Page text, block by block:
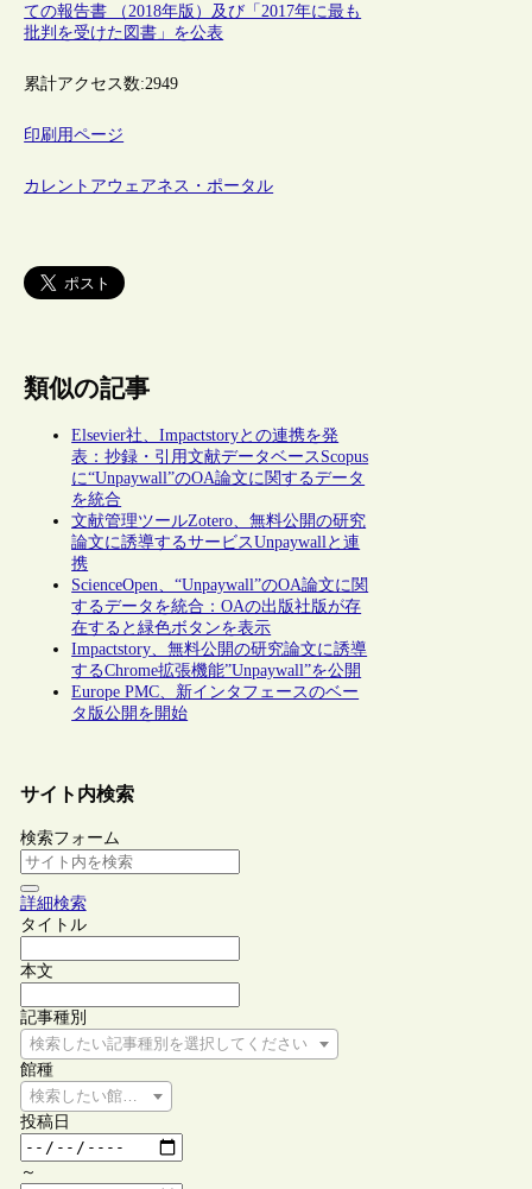
ての報告書 （2018年版）及び「2017年に最も
批判を受けた図書」を公表
累計アクセス数:2949
印刷用ページ
カレントアウェアネス・ポータル
類似の記事
Elsevier社、Impactstoryとの連携を発
表：抄録・引用文献データベースScopus
に“Unpaywall”のOA論文に関するデータ
を統合
文献管理ツールZotero、無料公開の研究
論文に誘導するサービスUnpaywallと連
携
ScienceOpen、“Unpaywall”のOA論文に関
するデータを統合：OAの出版社版が存
在すると緑色ボタンを表示
Impactstory、無料公開の研究論文に誘導
するChrome拡張機能”Unpaywall”を公開
Europe PMC、新インタフェースのベー
タ版公開を開始
サイト内検索
検索フォーム
詳細検索
タイトル
本文
記事種別
検索したい記事種別を選択してください
館種
検索したい館種を選択してください
投稿日
～